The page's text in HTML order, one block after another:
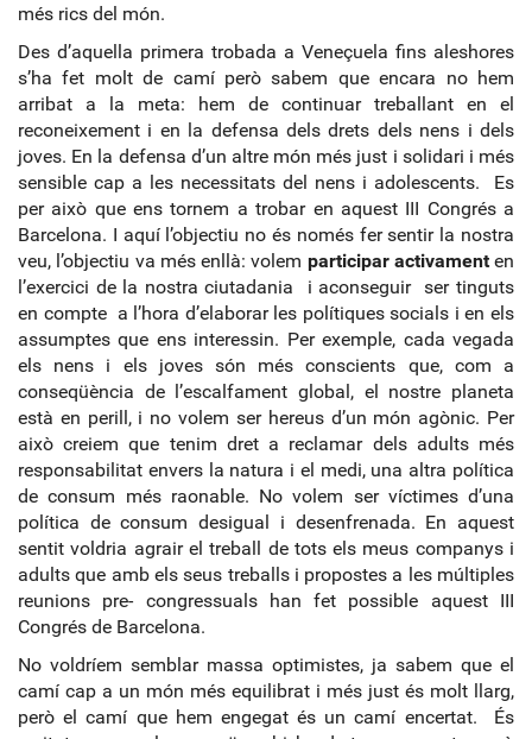
més rics del món.
Des d’aquella primera trobada a Veneçuela fins aleshores
s’ha fet molt de camí però sabem que encara no hem
arribat a la meta: hem de continuar treballant en el
reconeixement i en la defensa dels drets dels nens i dels
joves. En la defensa d’un altre món més just i solidari i més
sensible cap a les necessitats del nens i adolescents. Es
per això que ens tornem a trobar en aquest III Congrés a
Barcelona. I aquí l’objectiu no és només fer sentir la nostra
veu, l’objectiu va més enllà: volem participar activamenten
l’exercici de la nostra ciutadania i aconseguir ser tinguts
en compte a l’hora d’elaborar les polítiques socials i en els
assumptes que ens interessin. Per exemple, cada vegada
els nens i els joves són més conscients que, com a
conseqüència de l’escalfament global, el nostre planeta
està en perill, i no volem ser hereus d’un món agònic. Per
això creiem que tenim dret a reclamar dels adults més
responsabilitat envers la natura i el medi, una altra política
de consum més raonable. No volem ser víctimes d’una
política de consum desigual i desenfrenada. En aquest
sentit voldria agrair el treball de tots els meus companys i
adults que amb els seus treballs i propostes a les múltiples
reunions pre- congressuals han fet possible aquest III
Congrés de Barcelona.
No voldríem semblar massa optimistes, ja sabem que el
camí cap a un món més equilibrat i més just és molt llarg,
però el camí que hem engegat és un camí encertat. És